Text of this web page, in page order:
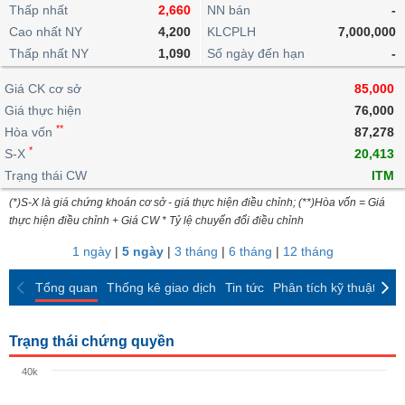
lỗ
dịch
nội
Niên
giám
Tài
liệu
cổ
Định
giá
ngoài
doanh
Top
cổ
phiếu
ngành
giao
dịch
dịch
Chứng
quyền
quan
Thống
giao
dịch
Thống
giao
dịch
Tin
tức
Phân
tích
kỹ
thuật
trực
tuyến
Bộ
lọc
cổ
So
sánh
Báo
cáo
Vĩ
mô
lai
Chứng
quyền
Trái
phiếu
IR
Awards
tạo
Dịch
vụ
Thấp nhất
2,660
Cao nhất NY
4,200
Thấp nhất NY
1,090
NN bán
-
KLCPLH
7,000,000
Số ngày đến hạn
-
Giá CK cơ sở
85,000
Giá thực hiện
76,000
Hòa vốn **
87,278
S-X *
20,413
Trạng thái CW
ITM
(*)S-X là giá chứng khoán cơ sở - giá thực hiện điều chỉnh; (**)Hòa vốn = Giá
thực hiện điều chỉnh + Giá CW * Tỷ lệ chuyển đổi điều chỉnh
1 ngày| 5 ngày| 3 tháng | 6 tháng | 12 tháng
Tổng quan Thống kê giao dịch Tin tức Phân tích kỹ thuật
Trạng thái chứng quyền
40k
BẤT
ĐỘNG
SẢN
TÀI
CHÍNH
HÀNG
KINH